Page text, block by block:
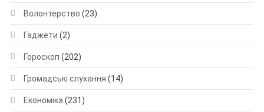
Волонтерство (23)
Гаджети (2)
Гороскоп (202)
Громадські слухання (14)
Економіка (231)